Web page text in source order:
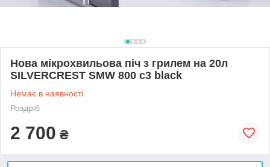
Нова мікрохвильова піч з грилем на 20л
SILVERCREST SMW 800 c3 black
Немає в наявності
Роздріб
2 700 ₴